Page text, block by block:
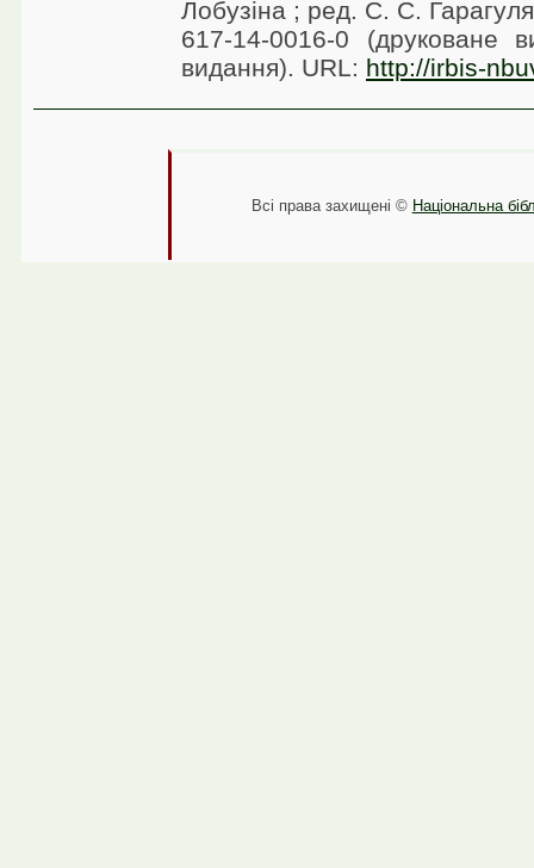
Лобузіна ; ред. С. С.
617-14-0016-0 (друковане
видання). URL: http://irbis-
Всі права захищені © Національна